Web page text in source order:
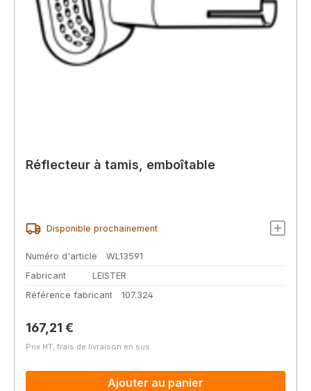
Réflecteur à tamis, emboîtable
Disponible prochainement
Numéro d'article
WL13591
Fabricant
LEISTER
Référence fabricant
107.324
Prix régulier :
167,21 €
Prix HT, frais de livraison en sus
Ajouter au panier